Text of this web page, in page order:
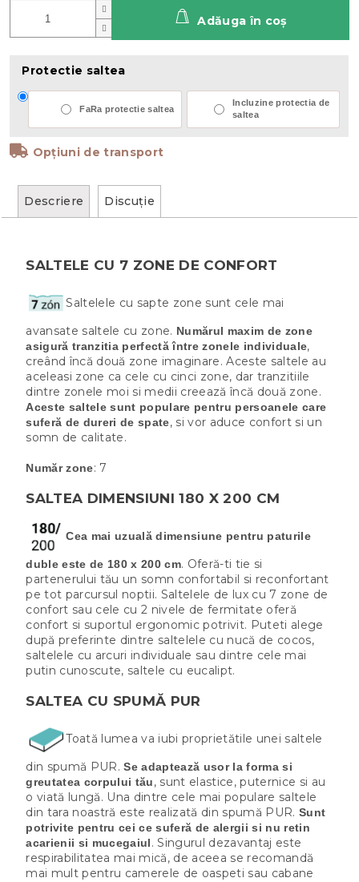
Protectie saltea
FaRa protectie saltea
Incluzine protectia de
saltea
Opțiuni de transport
Adăuga în coş
Descriere Discuţie
SALTELE CU 7 ZONE DE CONFORT
Saltelele cu sapte zone sunt cele mai
avansate saltele cu zone. Numărul maxim de zone
asigură tranzitia perfectă între zonele individuale,
creând încă două zone imaginare. Aceste saltele au
aceleasi zone ca cele cu cinci zone, dar tranzitiile
dintre zonele moi si medii creează încă două zone.
Aceste saltele sunt populare pentru persoanele care
suferă de dureri de spate, si vor aduce confort si un
somn de calitate.
Număr zone: 7
SALTEA DIMENSIUNI 180 X 200 CM
Cea mai uzuală dimensiune pentru paturile
duble este de 180 x 200 cm. Oferă-ti tie si
partenerului tău un somn confortabil si reconfortant
pe tot parcursul noptii. Saltelele de lux cu 7 zone de
confort sau cele cu 2 nivele de fermitate oferă
confort si suportul ergonomic potrivit. Puteti alege
după preferinte dintre saltelele cu nucă de cocos,
saltelele cu arcuri individuale sau dintre cele mai
putin cunoscute, saltele cu eucalipt.
SALTEA CU SPUMĂ PUR
Toată lumea va iubi proprietătile unei saltele
din spumă PUR.Se adaptează usor la forma si
greutatea corpului tău, sunt elastice, puternice si au
o viată lungă. Una dintre cele mai populare saltele
din tara noastră este realizată din spumă PUR. Sunt
potrivite pentru cei ce suferă de alergii si nu retin
acarienii si mucegaiul. Singurul dezavantaj este
respirabilitatea mai mică, de aceea se recomandă
mai mult pentru camerele de oaspeti sau cabane